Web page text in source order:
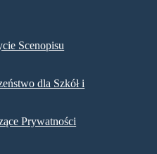
Scenopisu
dla Szkół i
Prywatności